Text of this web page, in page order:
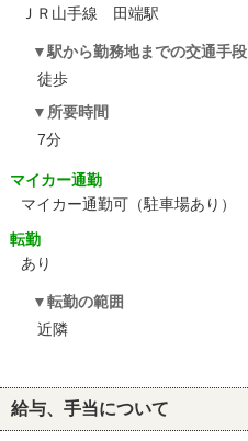
ＪＲ山手線 田端駅
駅から勤務地までの交通手段
徒歩
所要時間
7分
マイカー通勤
マイカー通勤可（駐車場あり）
転勤
あり
転勤の範囲
近隣
給与、手当について